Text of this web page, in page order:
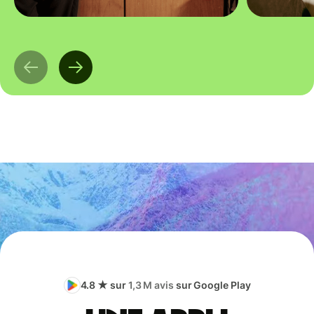
4.8 ★ sur1,3 M avis sur Google Play